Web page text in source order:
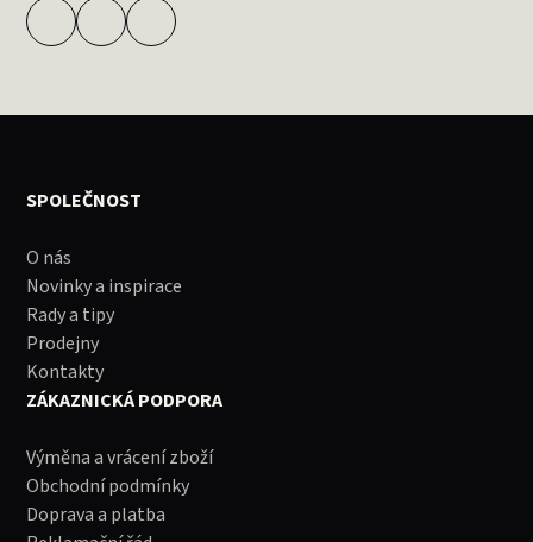
SPOLEČNOST
O nás
Novinky a inspirace
Rady a tipy
Prodejny
Kontakty
ZÁKAZNICKÁ PODPORA
Výměna a vrácení zboží
Obchodní podmínky
Doprava a platba